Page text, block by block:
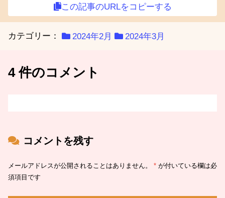
この記事のURLをコピーする
カテゴリー： 2024年2月 2024年3月
4 件のコメント
コメントを残す
メールアドレスが公開されることはありません。 * が付いている欄は必
須項目です